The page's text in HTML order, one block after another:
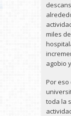
miles
agobio
Por eso
toda la